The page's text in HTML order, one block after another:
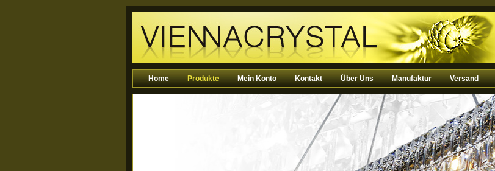
Home Produkte Mein Konto Kontakt Über Uns Manufaktur Versand